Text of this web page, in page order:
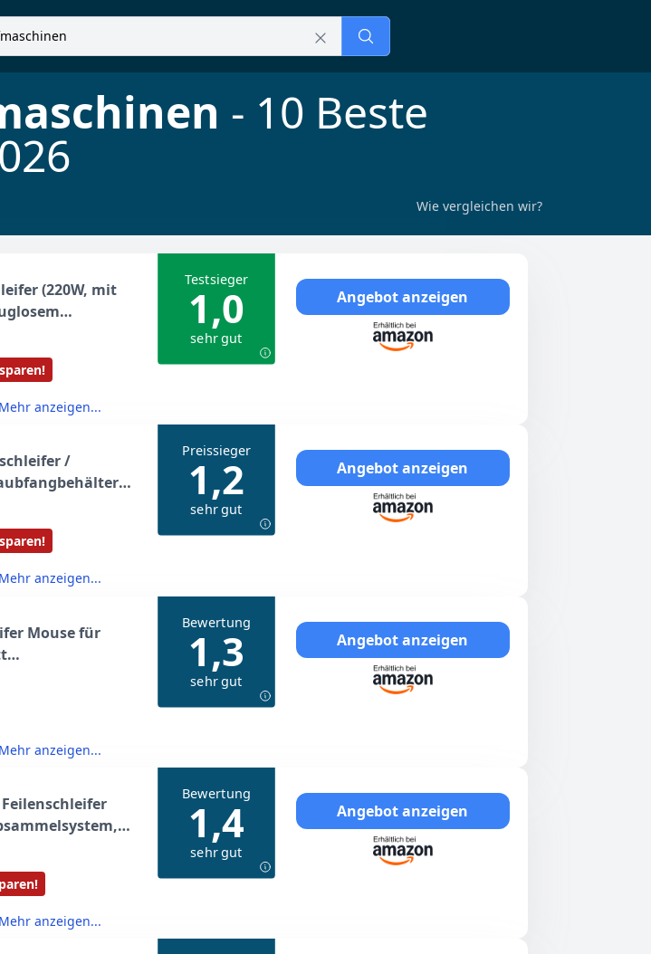
- 10 Beste
Wie vergleichen wir?
(220W, mit
im
Set)
Testsieger
1,0
sehr gut
Angebot anzeigen
Mehr anzeigen...
/
Multi-
ohne Akku
Preissieger
1,2
sehr gut
Angebot anzeigen
Mehr anzeigen...
Mouse für
x 95 mm,
Bewertung
1,3
sehr gut
Angebot anzeigen
Mehr anzeigen...
Feilenschleifer
Bewertung
1,4
sehr gut
Angebot anzeigen
Mehr anzeigen...